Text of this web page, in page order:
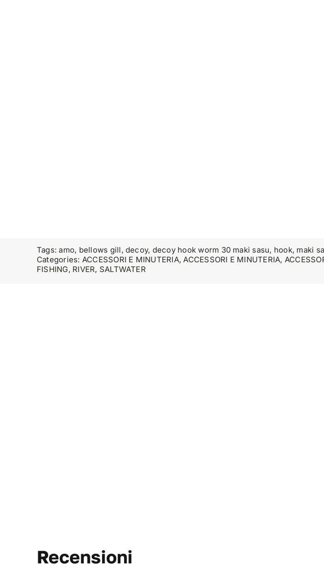
Tags:amo, bellows gill, decoy, decoy hook worm 30 maki sasu, hook, maki
Categories: ACCESSORI E MINUTERIA, ACCESSORI E MINUTERIA,
FISHING, RIVER, SALTWATER
Recensioni